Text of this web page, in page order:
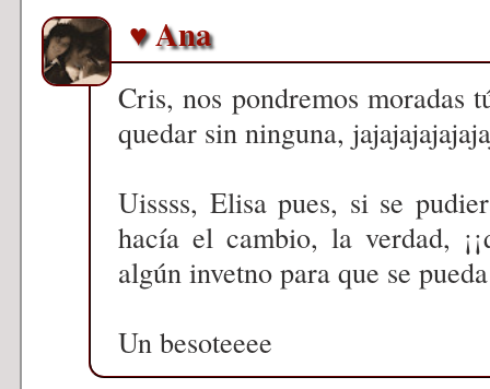
♥ Ana
Cris, nos pondremos moradas
quedar sin ninguna,
Uissss, Elisa pues, si se
hacía el cambio, la verdad,
algún invetno para que se
Un besoteeee